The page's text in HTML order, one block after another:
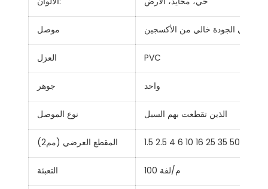
موصل عالي الجودة خالي من الأكسجين
العزل PVC
جوهر واحد
نوع الموصل الذين تقطعت بهم السبل
المقطع العرضي (مم2) 1.5 2.5 4 6 10 16 25 35 50
التعبئة 100 م/لفة